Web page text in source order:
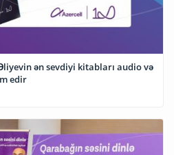
ən sevdiyi kitabları audio və
edir